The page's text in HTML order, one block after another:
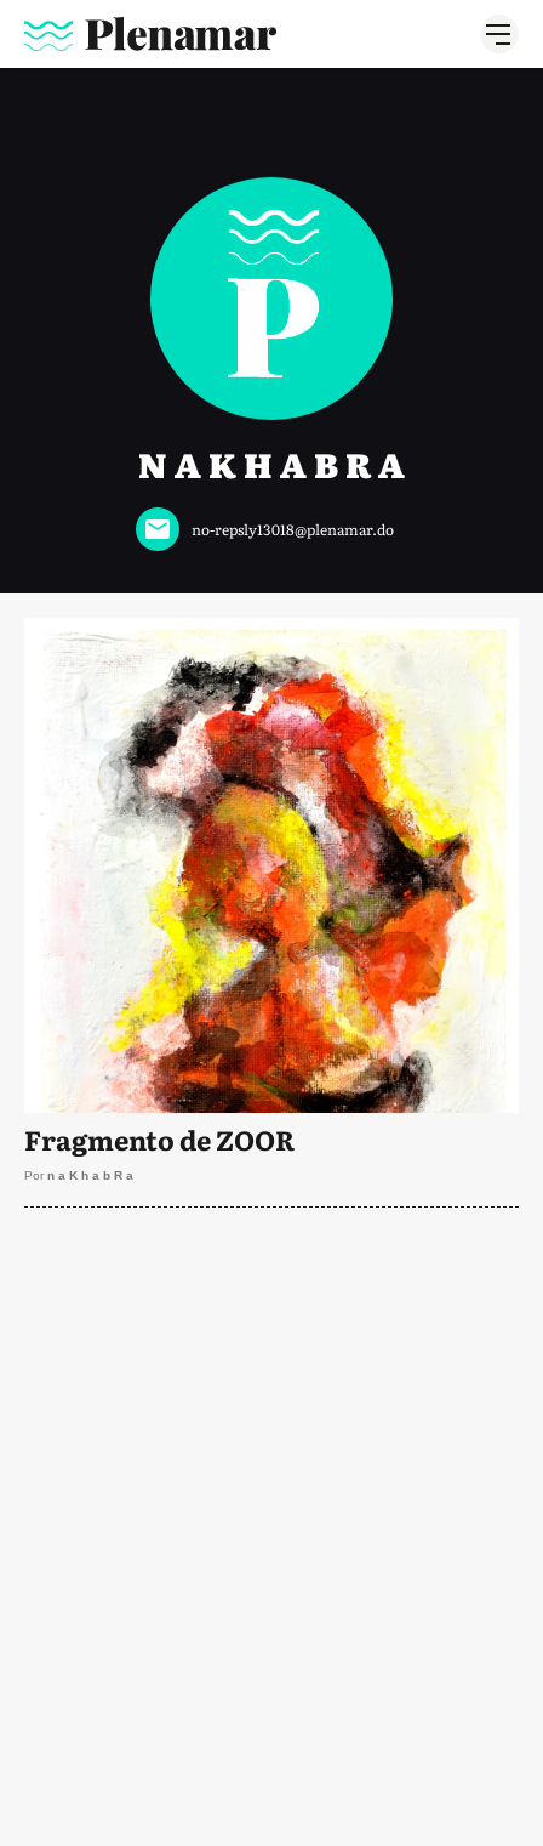
N A K H A B R A
no-repsly13018@plenamar.do
Fragmento de ZOOR
Por n a K h a b R a